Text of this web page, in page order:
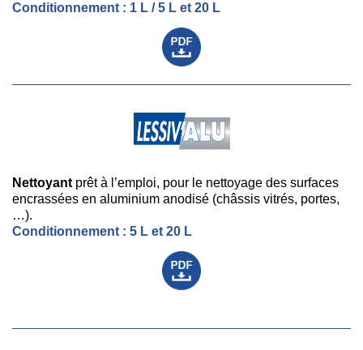
Conditionnement : 1 L / 5 L et 20 L
Nettoyant prêt à l’emploi, pour le nettoyage des surfaces
encrassées en aluminium anodisé (châssis vitrés, portes,
…).
Conditionnement : 5 L et 20 L